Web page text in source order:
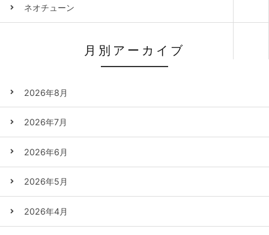
ネオチューン
月別アーカイブ
2026年8月
2026年7月
2026年6月
2026年5月
2026年4月